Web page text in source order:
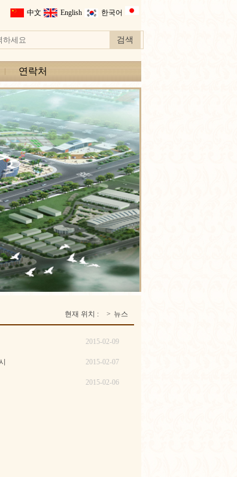
中文 English 한국어
연락처
현재 위치 : > 뉴스
2015-02-09
2015-02-07
2015-02-06